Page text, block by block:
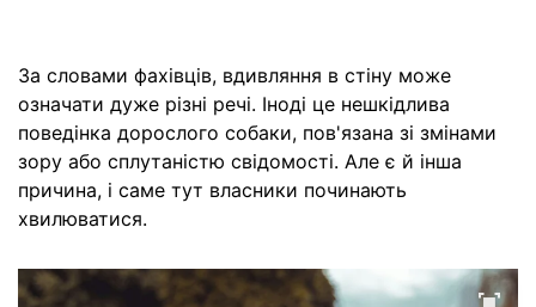
За словами фахівців, вдивляння в стіну може
означати дуже різні речі. Іноді це нешкідлива
поведінка дорослого собаки, пов'язана зі змінами
зору або сплутаністю свідомості. Але є й інша
причина, і саме тут власники починають
хвилюватися.